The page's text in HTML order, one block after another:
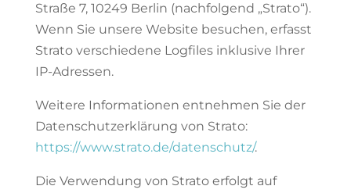
Straße 7, 10249 Berlin (nachfolgend „Strato“).
Wenn Sie unsere Website besuchen, erfasst
Strato verschiedene Logfiles inklusive Ihrer
IP-Adressen.
Weitere Informationen entnehmen Sie der
Datenschutzerklärung von Strato:
https://www.strato.de/datenschutz/.
Die Verwendung von Strato erfolgt auf